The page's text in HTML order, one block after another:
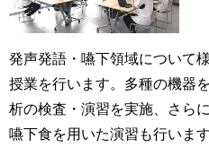
発声発語・嚥下領域について
授業を行います。多種の機器
析の検査・演習を実施、さら
嚥下食を用いた演習も行います